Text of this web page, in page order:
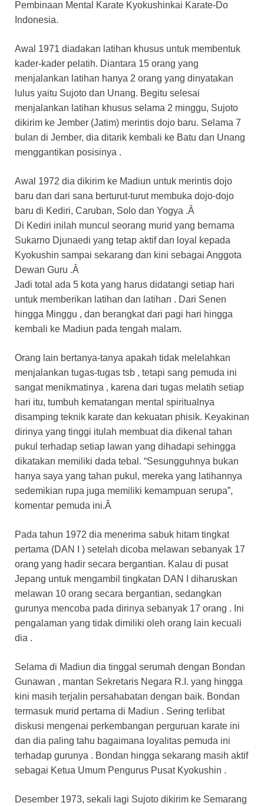
Pembinaan Mental Karate Kyokushinkai Karate-Do
Indonesia.
Awal 1971 diadakan latihan khusus untuk membentuk
kader-kader pelatih. Diantara 15 orang yang
menjalankan latihan hanya 2 orang yang dinyatakan
lulus yaitu Sujoto dan Unang. Begitu selesai
menjalankan latihan khusus selama 2 minggu, Sujoto
dikirim ke Jember (Jatim) merintis dojo baru. Selama 7
bulan di Jember, dia ditarik kembali ke Batu dan Unang
menggantikan posisinya .
Awal 1972 dia dikirim ke Madiun untuk merintis dojo
baru dan dari sana berturut-turut membuka dojo-dojo
baru di Kediri, Caruban, Solo dan Yogya .Â
Di Kediri inilah muncul seorang murid yang bernama
Sukarno Djunaedi yang tetap aktif dan loyal kepada
Kyokushin sampai sekarang dan kini sebagai Anggota
Dewan Guru .Â
Jadi total ada 5 kota yang harus didatangi setiap hari
untuk memberikan latihan dan latihan . Dari Senen
hingga Minggu , dan berangkat dari pagi hari hingga
kembali ke Madiun pada tengah malam.
Orang lain bertanya-tanya apakah tidak melelahkan
menjalankan tugas-tugas tsb , tetapi sang pemuda ini
sangat menikmatinya , karena dari tugas melatih setiap
hari itu, tumbuh kematangan mental spiritualnya
disamping teknik karate dan kekuatan phisik. Keyakinan
dirinya yang tinggi itulah membuat dia dikenal tahan
pukul terhadap setiap lawan yang dihadapi sehingga
dikatakan memiliki dada tebal. “Sesungguhnya bukan
hanya saya yang tahan pukul, mereka yang latihannya
sedemikian rupa juga memiliki kemampuan serupa”,
komentar pemuda ini.Â
Pada tahun 1972 dia menerima sabuk hitam tingkat
pertama (DAN I ) setelah dicoba melawan sebanyak 17
orang yang hadir secara bergantian. Kalau di pusat
Jepang untuk mengambil tingkatan DAN I diharuskan
melawan 10 orang secara bergantian, sedangkan
gurunya mencoba pada dirinya sebanyak 17 orang . Ini
pengalaman yang tidak dimiliki oleh orang lain kecuali
dia .
Selama di Madiun dia tinggal serumah dengan Bondan
Gunawan , mantan Sekretaris Negara R.I. yang hingga
kini masih terjalin persahabatan dengan baik. Bondan
termasuk murid pertama di Madiun . Sering terlibat
diskusi mengenai perkembangan perguruan karate ini
dan dia paling tahu bagaimana loyalitas pemuda ini
terhadap gurunya . Bondan hingga sekarang masih aktif
sebagai Ketua Umum Pengurus Pusat Kyokushin .
Desember 1973, sekali lagi Sujoto dikirim ke Semarang